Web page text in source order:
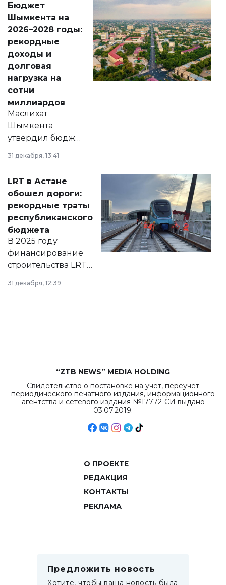
народу
Венесуэлы.
Бюджет
Шымкента на
2026–2028 годы:
рекордные
доходы и
долговая
нагрузка на
сотни
миллиардов
Маслихат
Шымкента
утвердил бюджет
города на 2026–
2028 годы.
документ
появился в базе
нормативных
правовых актов и
на сайте маслихат
города.
31 декабря, 13:41
LRT в Астане
обошел дороги:
рекордные траты
республиканского
бюджета
В 2025 году
финансирование
строительства LRT
в Астане из
республиканского
31 декабря, 12:39
“ZTB NEWS” MEDIA HOLDING
Свидетельство о постановке на учет, переучет
периодического печатного издания, информационного
агентства и сетевого издания №17772-СИ выдано
03.07.2019.
О ПРОЕКТЕ
РЕДАКЦИЯ
КОНТАКТЫ
РЕКЛАМА
Предложить новость
Хотите, чтобы ваша новость была